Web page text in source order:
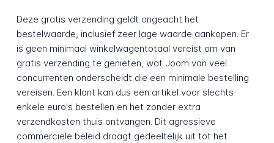
Deze gratis verzending geldt ongeacht het
bestelwaarde, inclusief zeer lage waarde aankopen. Er
is geen minimaal winkelwagentotaal vereist om van
gratis verzending te genieten, wat Joom van veel
concurrenten onderscheidt die een minimale bestelling
vereisen. Een klant kan dus een artikel voor slechts
enkele euro's bestellen en het zonder extra
verzendkosten thuis ontvangen. Dit agressieve
commerciële beleid draagt gedeeltelijk uit tot het